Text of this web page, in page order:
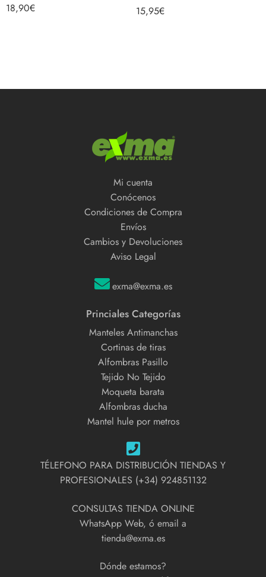
18,90€
Valorado con
5.00de 5
15,95€
Mi cuenta
Conócenos
Condiciones de Compra
Envíos
Cambios y Devoluciones
Aviso Legal
exma@exma.es
Princiales Categorías
Manteles Antimanchas
Cortinas de tiras
Alfombras Pasillo
Tejido No Tejido
Moqueta barata
Alfombras ducha
Mantel hule por metros
TÉLEFONO PARA DISTRIBUCIÓN TIENDAS Y
PROFESIONALES (+34) 924851132
CONSULTAS TIENDA ONLINE
WhatsApp Web, ó email a
tienda@exma.es
Dónde estamos?